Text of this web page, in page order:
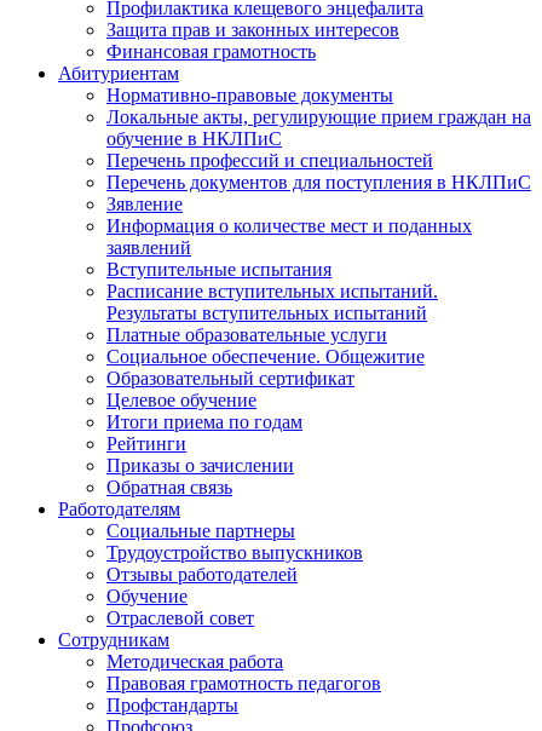
Профилактика клещевого энцефалита
Защита прав и законных интересов
Финансовая грамотность
Абитуриентам
Нормативно-правовые документы
Локальные акты, регулирующие прием граждан на
обучение в НКЛПиС
Перечень профессий и специальностей
Перечень документов для поступления в НКЛПиС
Зявление
Информация о количестве мест и поданных
заявлений
Вступительные испытания
Расписание вступительных испытаний.
Результаты вступительных испытаний
Платные образовательные услуги
Социальное обеспечение. Общежитие
Образовательный сертификат
Целевое обучение
Итоги приема по годам
Рейтинги
Приказы о зачислении
Обратная связь
Работодателям
Социальные партнеры
Трудоустройство выпускников
Отзывы работодателей
Обучение
Отраслевой совет
Сотрудникам
Методическая работа
Правовая грамотность педагогов
Профстандарты
Профсоюз